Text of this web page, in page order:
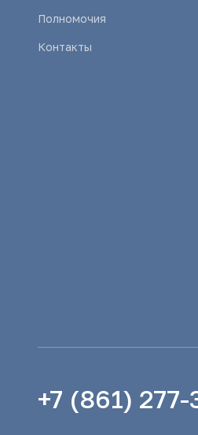
Полномочия
Контакты
+7 (861) 277-